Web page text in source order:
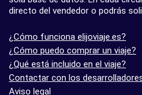
directo del vendedor o podrás
¿Cómo funciona elijoviaje.es?
¿Cómo puedo comprar un viaje?
¿Qué está incluido en el viaje?
Contactar con los
Aviso legal